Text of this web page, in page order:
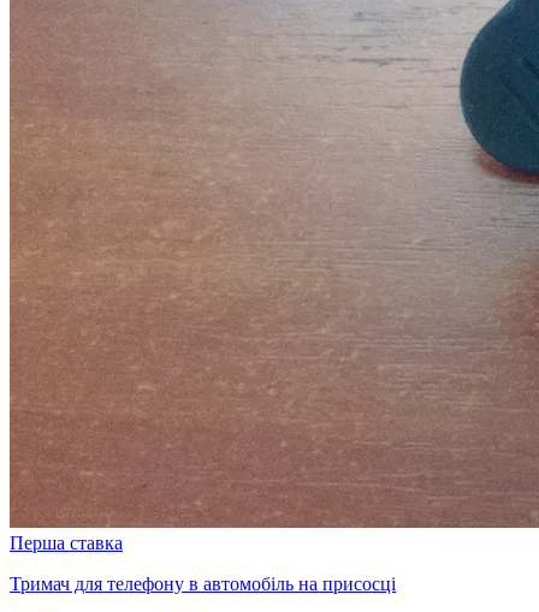
Перша ставка
Тримач для телефону в автомобіль на присосці